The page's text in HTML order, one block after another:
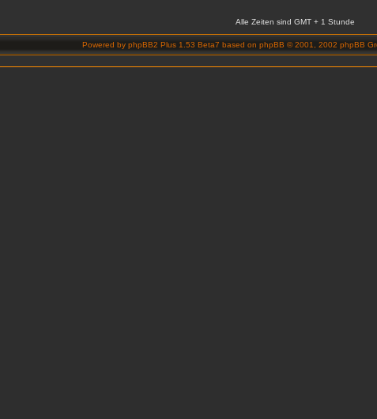
Alle Zeiten sind GMT + 1 Stunde
Powered by phpBB2 Plus 1.53 Beta7 based on phpBB © 2001, 2002 phpBB